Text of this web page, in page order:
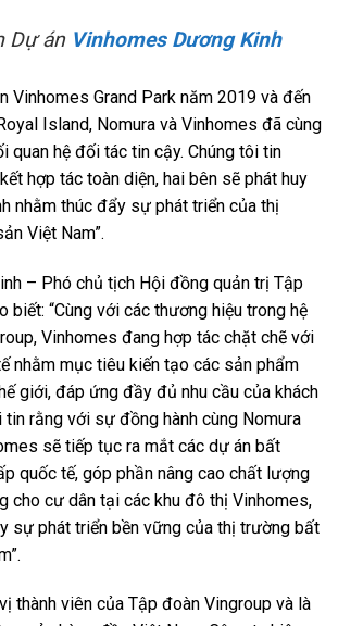
Dự án Vinhomes Dương Kinh
Vinhomes Grand Park năm 2019 và đến
Island, Nomura và Vinhomes đã cùng
quan hệ đối tác tin cậy. Chúng tôi tin
hợp tác toàn diện, hai bên sẽ phát huy
nhằm thúc đẩy sự phát triển của thị
Việt Nam”.
– Phó chủ tịch Hội đồng quản trị Tập
biết: “Cùng với các thương hiệu trong hệ
Vinhomes đang hợp tác chặt chẽ với
nhằm mục tiêu kiến tạo các sản phẩm
giới, đáp ứng đầy đủ nhu cầu của khách
tin rằng với sự đồng hành cùng Nomura
sẽ tiếp tục ra mắt các dự án bất
quốc tế, góp phần nâng cao chất lượng
cho cư dân tại các khu đô thị Vinhomes,
sự phát triển bền vững của thị trường bất
thành viên của Tập đoàn Vingroup và là